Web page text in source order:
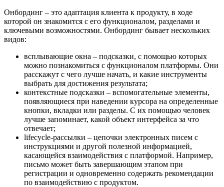
Онбординг – это адаптация клиента к продукту, в ходе
которой он знакомится с его функционалом, разделами и
ключевыми возможностями. Онбординг бывает нескольких
видов:
всплывающие окна – подсказки, с помощью которых
можно познакомиться с функционалом платформы. Они
расскажут с чего лучше начать, и какие инструменты
выбрать для достижения результата;
контекстные подсказки – вспомогательные элементы,
появляющиеся при наведении курсора на определенные
кнопки, вкладки или разделы. С их помощью человек
лучше запоминает, какой объект интерфейса за что
отвечает;
lifecycle-рассылки – цепочки электронных писем с
инструкциями и другой полезной информацией,
касающейся взаимодействия с платформой. Например,
письмо может быть завершающим этапом при
регистрации и одновременно содержать рекомендации
по взаимодействию с продуктом.